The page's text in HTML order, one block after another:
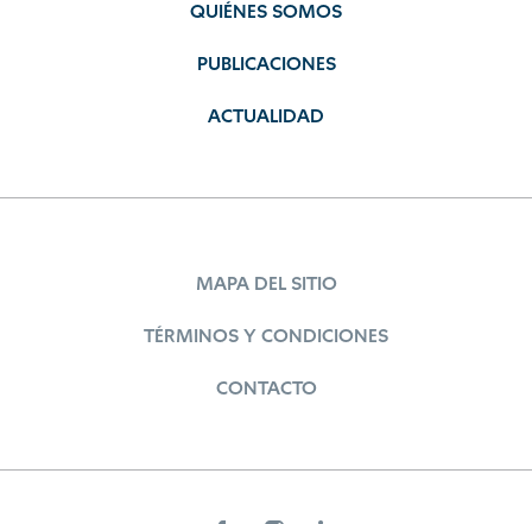
QUIÉNES SOMOS
PUBLICACIONES
ACTUALIDAD
MAPA DEL SITIO
TÉRMINOS Y CONDICIONES
CONTACTO